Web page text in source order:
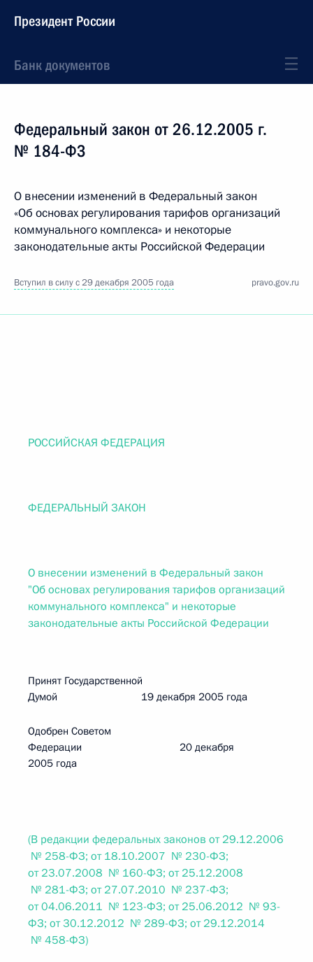
Президент России
Банк документов
Федеральный закон от 26.12.2005 г.
№ 184-ФЗ
О внесении изменений в Федеральный закон
«Об основах регулирования тарифов организаций
коммунального комплекса» и некоторые
законодательные акты Российской Федерации
Вступил в силу с 29 декабря 2005 года pravo.gov.ru
РОССИЙСКАЯ ФЕДЕРАЦИЯ
ФЕДЕРАЛЬНЫЙ ЗАКОН
О внесении изменений в Федеральный закон
"Об основах регулирования тарифов организаций
коммунального комплекса" и некоторые
законодательные акты Российской Федерации
Принят Государственной
Думой 19 декабря 2005 года
Одобрен Советом
Федерации 20 декабря
2005 года
(В редакции федеральных законов от 29.12.2006
№ 258-ФЗ; от 18.10.2007 № 230-ФЗ;
от 23.07.2008 № 160-ФЗ; от 25.12.2008
№ 281-ФЗ; от 27.07.2010 № 237-ФЗ;
от 04.06.2011 № 123-ФЗ; от 25.06.2012 № 93-
ФЗ; от 30.12.2012 № 289-ФЗ; от 29.12.2014
№ 458-ФЗ)